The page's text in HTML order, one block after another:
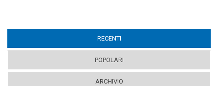
RECENTI
POPOLARI
ARCHIVIO